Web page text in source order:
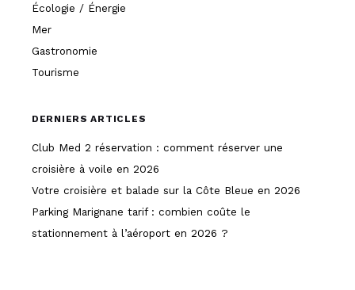
Écologie / Énergie
Mer
Gastronomie
Tourisme
DERNIERS ARTICLES
Club Med 2 réservation : comment réserver une
croisière à voile en 2026
Votre croisière et balade sur la Côte Bleue en 2026
Parking Marignane tarif : combien coûte le
stationnement à l’aéroport en 2026 ?